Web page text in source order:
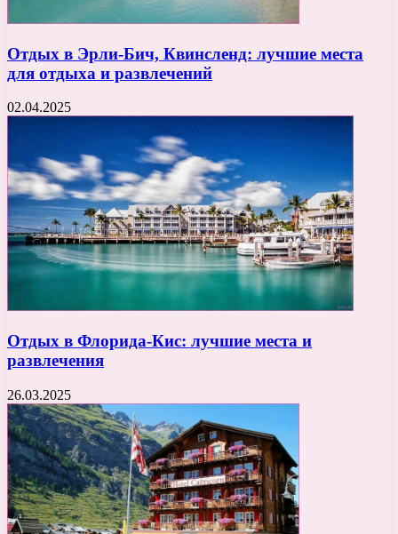
Отдых в Эрли-Бич, Квинсленд: лучшие места
для отдыха и развлечений
02.04.2025
Отдых в Флорида-Кис: лучшие места и
развлечения
26.03.2025